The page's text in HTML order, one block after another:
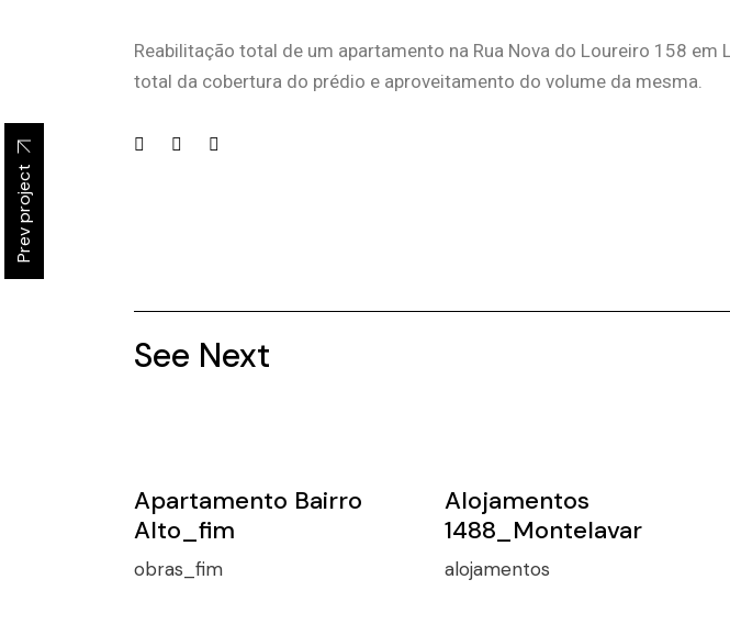
Reabilitação total de um apartamento na Rua Nova do Loureiro 158 em
total da cobertura do prédio e aproveitamento do volume da mesma.
Prev project
See Next
Apartamento Bairro
Alto_fim
obras_fim
Alojamentos
1488_Montelavar
alojamentos